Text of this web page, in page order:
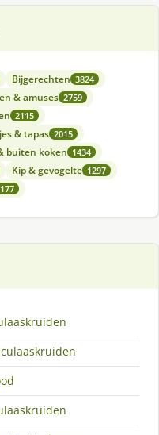
Bijgerechten 3824
& amuses 2759
2115
& tapas 2015
buiten koken 1434
Kip & gevogelte 1297